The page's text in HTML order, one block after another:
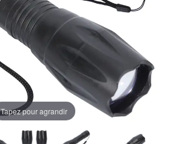
Tapez pour agrandir